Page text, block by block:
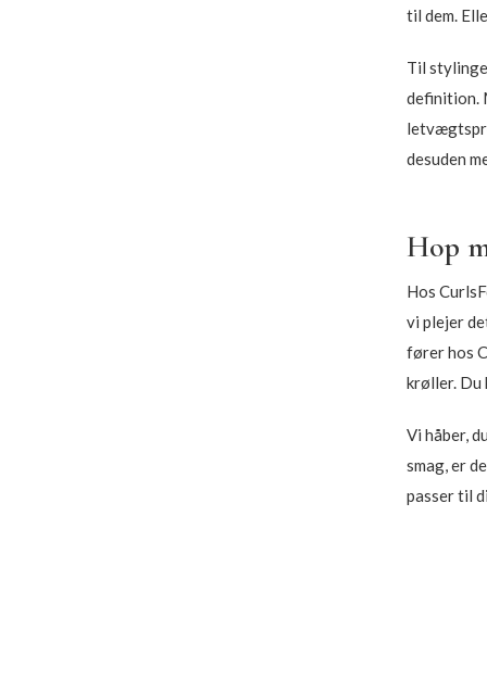
til dem.
Til
definition.
desuden
Hop
Hos
vi plejer
fører hos
krøller. Du
Vi håber,
smag, er
passer til